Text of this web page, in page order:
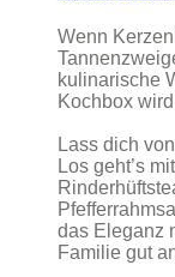
Wenn
kulinarische
Kochbox
Lass dich
Los geht’s
das Eleganz
Familie gut